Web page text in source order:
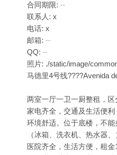
合同期限: --
联系人: x
电话: x
邮箱: --
QQ: --
照片: ./static/image/
马德里4号线????Avenida
两室一厅一卫一厨整租，
家电齐全，交通及生活便利
环境舒适。位于底楼，不
（冰箱、洗衣机、热水器
医院齐全，生活方便，租